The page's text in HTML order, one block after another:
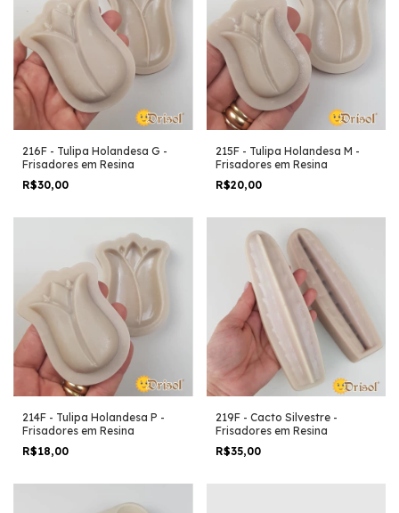
216F - Tulipa Holandesa G -
Frisadores em Resina
R$30,00
215F - Tulipa Holandesa M -
Frisadores em Resina
R$20,00
214F - Tulipa Holandesa P -
Frisadores em Resina
R$18,00
219F - Cacto Silvestre -
Frisadores em Resina
R$35,00